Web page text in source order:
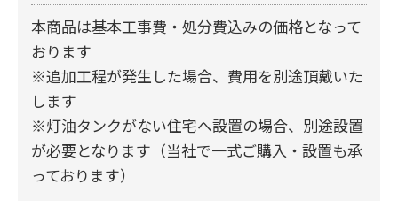
本商品は基本工事費・処分費込みの価格となって
おります
※追加工程が発生した場合、費用を別途頂戴いた
します
※灯油タンクがない住宅へ設置の場合、別途設置
が必要となります（当社で一式ご購入・設置も承
っております）